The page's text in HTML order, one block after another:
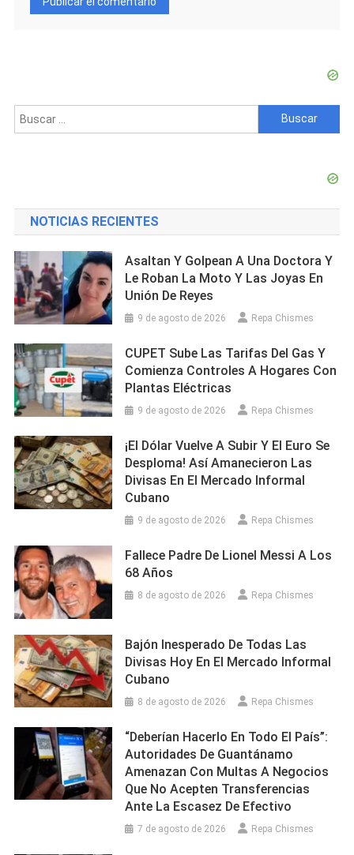
Buscar:
NOTICIAS RECIENTES
Asaltan Y Golpean A Una Doctora Y
Le Roban La Moto Y Las Joyas En
Unión De Reyes
9 de agosto de 2026 Repa Chismes
CUPET Sube Las Tarifas Del Gas Y
Comienza Controles A Hogares Con
Plantas Eléctricas
9 de agosto de 2026 Repa Chismes
¡El Dólar Vuelve A Subir Y El Euro Se
Desploma! Así Amanecieron Las
Divisas En El Mercado Informal
Cubano
9 de agosto de 2026 Repa Chismes
Fallece Padre De Lionel Messi A Los
68 Años
8 de agosto de 2026 Repa Chismes
Bajón Inesperado De Todas Las
Divisas Hoy En El Mercado Informal
Cubano
8 de agosto de 2026 Repa Chismes
“Deberían Hacerlo En Todo El País”:
Autoridades De Guantánamo
Amenazan Con Multas A Negocios
Que No Acepten Transferencias
Ante La Escasez De Efectivo
7 de agosto de 2026 Repa Chismes